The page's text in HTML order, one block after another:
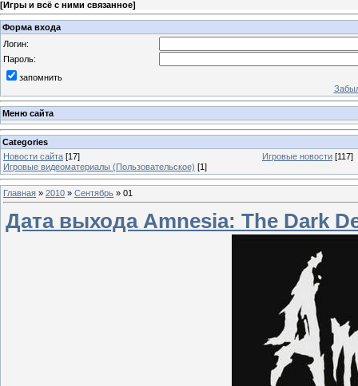
[Игры и всё с ними связанное]
Форма входа
Логин:
Пароль:
запомнить
Меню сайта
Categories
Новости сайта [17] Игровые новости [117]
Игровые видеоматериалы (Пользовательское) [1]
Главная » 2010 » Сентябрь » 01
Дата выхода Amnesia: The Dark